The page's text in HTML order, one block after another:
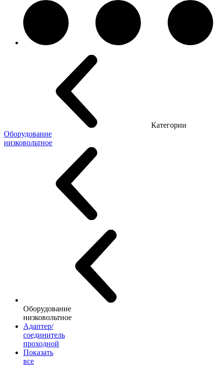
Категории
Оборудование
низковольтное
Оборудование
низковольтное
Адаптер/
соединитель
проходной
Показать
все